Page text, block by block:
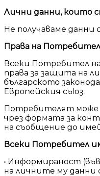
Лични данни, които
Не получаваме данни
Права на
Всеки Потребител на
права за защита на
българското
Европейския съюз.
Потребителят може
чрез формата за
на съобщение до
Всеки Потребител
• Информираност
на личните му